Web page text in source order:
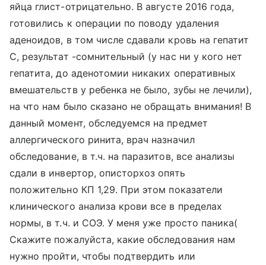
яйца глист-отрицательно. В августе 2016 года,
готовились к операции по поводу удаления
аденоидов, в том числе сдавали кровь на гепатит
С, результат -сомнительный (у нас ни у кого нет
гепатита, до аденотомии никаких оперативных
вмешательств у ребенка не было, зубы не лечили),
на что нам было сказано не обращать внимания! В
данный момент, обследуемся на предмет
аллергического ринита, врач назначил
обследование, в т.ч. на паразитов, все анализы
сдали в инвертор, описторхоз опять
положительно КП 1,29. При этом показатели
клинического анализа крови все в пределах
нормы, в т.ч. и СОЭ. У меня уже просто паника(
Скажите пожалуйста, какие обследования нам
нужно пройти, чтобы подтвердить или